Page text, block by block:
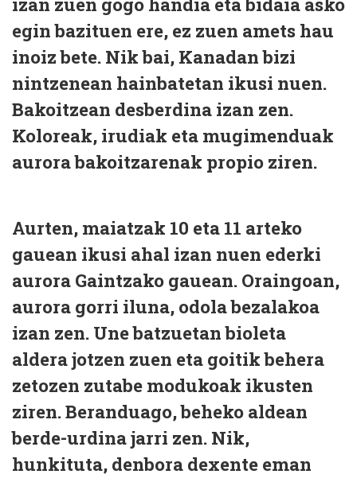
egin bazituen ere, ez zuen amets hau
inoiz bete. Nik bai, Kanadan bizi
nintzenean hainbatetan ikusi nuen.
Bakoitzean desberdina izan zen.
Koloreak, irudiak eta mugimenduak
aurora bakoitzarenak propio ziren.
Aurten, maiatzak 10 eta 11 arteko
gauean ikusi ahal izan nuen ederki
aurora Gaintzako gauean. Oraingoan,
aurora gorri iluna, odola bezalakoa
izan zen. Une batzuetan bioleta
aldera jotzen zuen eta goitik behera
zetozen zutabe modukoak ikusten
ziren. Beranduago, beheko aldean
berde-urdina jarri zen. Nik,
hunkituta, denbora dexente eman